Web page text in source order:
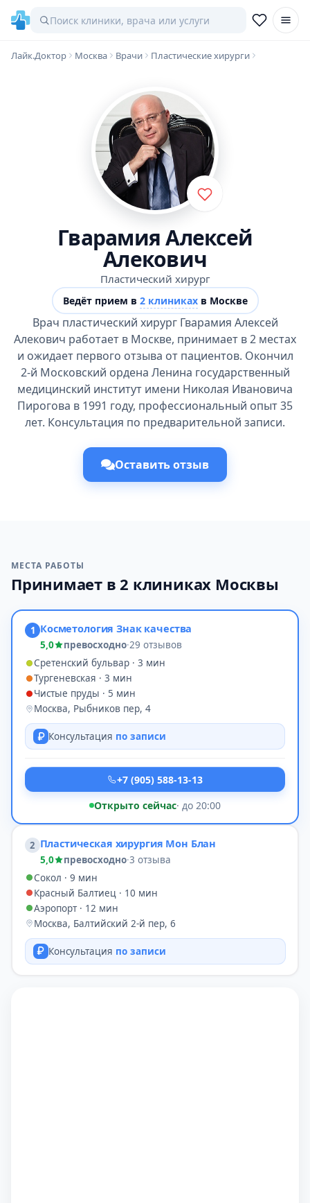
Лайк.Доктор Москва Врачи Пластические хирурги
Гварамия Алексей
Алекович
Пластический хирург
Ведёт прием в 2 клиникахв Москве
Врач пластический хирург Гварамия Алексей
Алекович работает в Москве, принимает в 2 местах
и ожидает первого отзыва от пациентов. Окончил
2-й Московский ордена Ленина государственный
медицинский институт имени Николая Ивановича
Пирогова в 1991 году, профессиональный опыт 35
лет. Консультация по предварительной записи.
Оставить отзыв
МЕСТА РАБОТЫ
Принимает в 2 клиниках Москвы
1 Косметология Знак качества
5,0 превосходно·29 отзывов
Сретенский бульвар · 3 мин
Тургеневская · 3 мин
Чистые пруды · 5 мин
Москва, Рыбников пер, 4
Консультация по записи
+7 (905) 588-13-13
Открыто сейчас· до 20:00
2 Пластическая хирургия Мон Блан
5,0 превосходно·3 отзыва
Сокол · 9 мин
Красный Балтиец · 10 мин
Аэропорт · 12 мин
Москва, Балтийский 2-й пер, 6
Консультация по записи